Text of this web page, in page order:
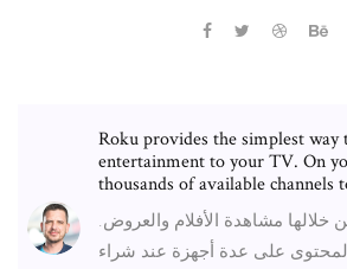
Roku provides the simplest way
entertainment to your TV. On
thousands of available channels
خلالها مشاهدة الأفلام والعروض.
على عدة أجهزة عند شراء